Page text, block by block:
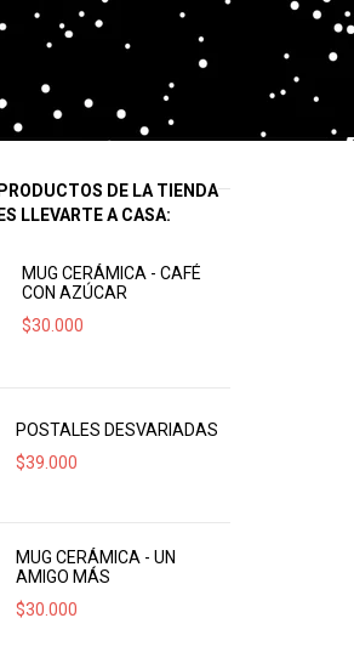
DE LA TIENDA
LLEVARTE A CASA:
MUG CERÁMICA - CAFÉ
CON AZÚCAR
$30.000
POSTALES DESVARIADAS
$39.000
MUG CERÁMICA - UN
AMIGO MÁS
$30.000